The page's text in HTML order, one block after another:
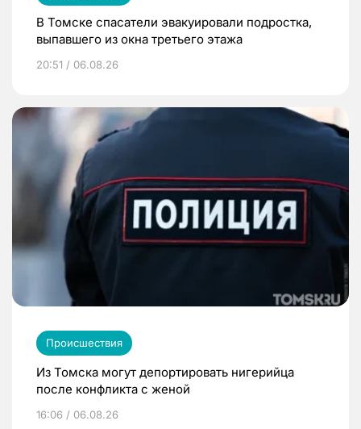
В Томске спасатели эвакуировали подростка,
выпавшего из окна третьего этажа
20:51 / 06.08.26
Происшествия
Из Томска могут депортировать нигерийца
после конфликта с женой
16:06 / 06.08.26